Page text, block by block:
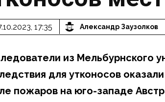
17:35 Александр Заузолков
из Мельбурнского
для утконосов
пожаров на юго-западе